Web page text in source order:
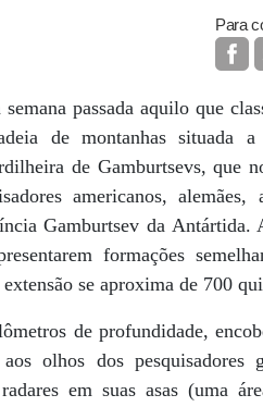
Para
passada aquilo que
de montanhas situada
de Gamburtsevs, que
americanos, alemães,
Gamburtsev da Antártida.
formações
se aproxima de 700
de profundidade,
olhos dos pesquisadores
em suas asas (uma